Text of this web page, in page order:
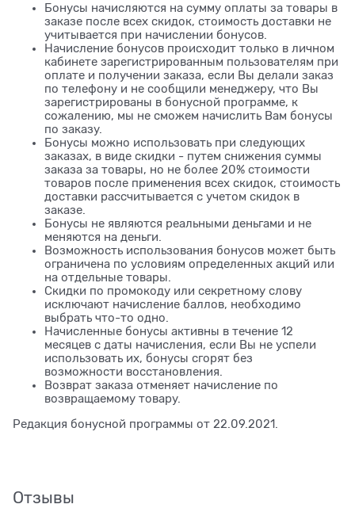
Бонусы начисляются на сумму оплаты за товары в
заказе после всех скидок, стоимость доставки не
учитывается при начислении бонусов.
Начисление бонусов происходит только в личном
кабинете зарегистрированным пользователям при
оплате и получении заказа, если Вы делали заказ
по телефону и не сообщили менеджеру, что Вы
зарегистрированы в бонусной программе, к
сожалению, мы не сможем начислить Вам бонусы
по заказу.
Бонусы можно использовать при следующих
заказах, в виде скидки - путем снижения суммы
заказа за товары, но не более 20% стоимости
товаров после применения всех скидок, стоимость
доставки рассчитывается с учетом скидок в
заказе.
Бонусы не являются реальными деньгами и не
меняются на деньги.
Возможность использования бонусов может быть
ограничена по условиям определенных акций или
на отдельные товары.
Скидки по промокоду или секретному слову
исключают начисление баллов, необходимо
выбрать что-то одно.
Начисленные бонусы активны в течение 12
месяцев с даты начисления, если Вы не успели
использовать их, бонусы сгорят без
возможности восстановления.
Возврат заказа отменяет начисление по
возвращаемому товару.
Редакция бонусной программы от 22.09.2021.
Отзывы